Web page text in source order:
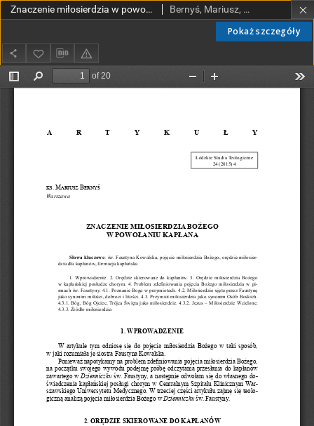
Pokaż szczegóły
Znaczenie miłosierdzia w powołaniu kapłana Bernyś, Mariusz, ks.